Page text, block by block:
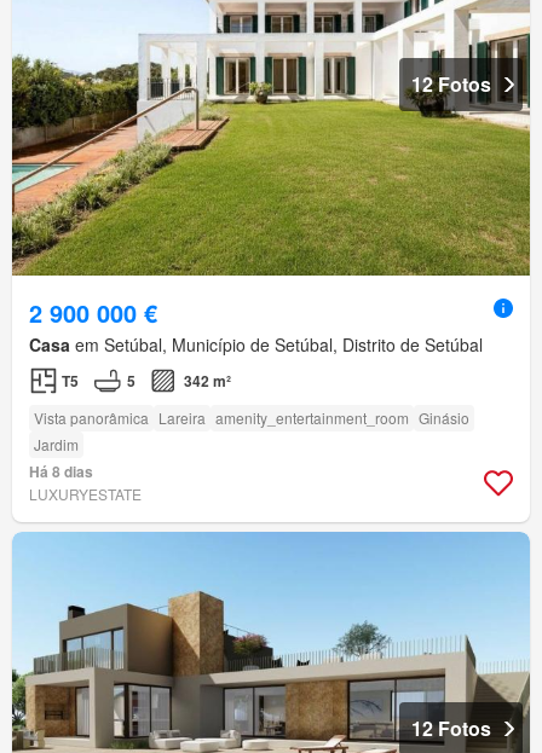
12 Fotos
2 900 000 €
Casa em Setúbal, Município de Setúbal, Distrito de Setúbal
T5 5 342 m²
Vista panorâmica Lareira amenity_entertainment_room Ginásio
Jardim
Há 8 dias
LUXURYESTATE
12 Fotos